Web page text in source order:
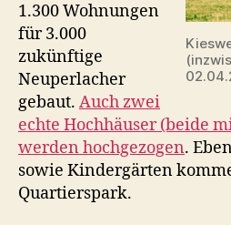
1.300 Wohnungen
für 3.000
zukünftige
Neuperlacher
gebaut. Auch zwei
echte Hochhäuser (beide
werden hochgezogen.
sowie Kindergärten
Quartierspark.